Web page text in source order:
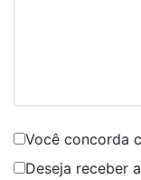
Você concorda
Deseja receber